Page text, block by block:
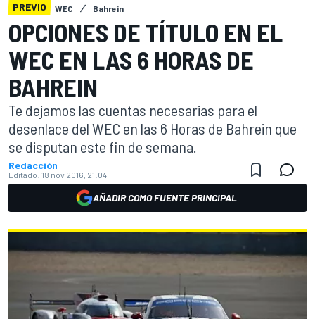
PREVIO WEC Bahrein
OPCIONES DE TÍTULO EN EL
WEC EN LAS 6 HORAS DE
BAHREIN
Te dejamos las cuentas necesarias para el
desenlace del WEC en las 6 Horas de Bahrein que
se disputan este fin de semana.
Redacción
Editado: 18 nov 2016, 21:04
AÑADIR COMO FUENTE PRINCIPAL